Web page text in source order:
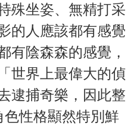
殊坐姿、無精打采
的人應該都有感覺
有陰森森的感覺，
世界上最偉大的偵
逮捕奇樂，因此整
性格顯然特別鮮